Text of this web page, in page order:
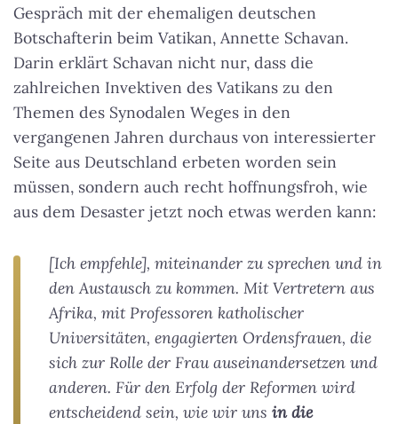
Gespräch mit der ehemaligen deutschen
Botschafterin beim Vatikan, Annette Schavan.
Darin erklärt Schavan nicht nur, dass die
zahlreichen Invektiven des Vatikans zu den
Themen des Synodalen Weges in den
vergangenen Jahren durchaus von interessierter
Seite aus Deutschland erbeten worden sein
müssen, sondern auch recht hoffnungsfroh, wie
aus dem Desaster jetzt noch etwas werden kann:
[Ich empfehle], miteinander zu sprechen und in
den Austausch zu kommen. Mit Vertretern aus
Afrika, mit Professoren katholischer
Universitäten, engagierten Ordensfrauen, die
sich zur Rolle der Frau auseinandersetzen und
anderen. Für den Erfolg der Reformen wird
entscheidend sein, wie wir uns in die